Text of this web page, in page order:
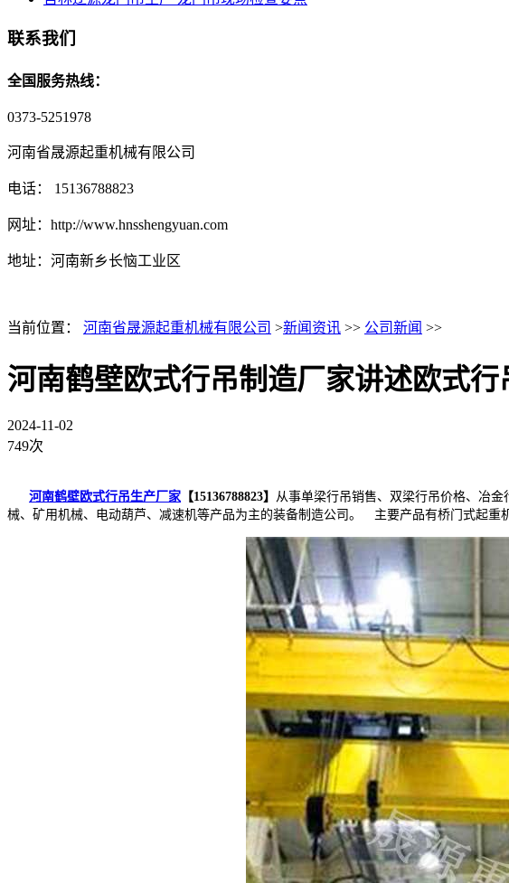
联系我们
全国服务热线：
0373-5251978
河南省晟源起重机械有限公司
电话： 15136788823
网址：http://www.hnsshengyuan.com
地址： 河南新乡长恼工业区
当前位置： 河南省晟源起重机械有限公司 >新闻资讯 >> 公司新闻 >>
河南鹤壁欧式行吊制造厂家讲述欧式
2024-11-02
749次
河南鹤壁欧式行吊生产厂家 【15136788823】
从事单梁行吊销售、双梁行吊价格、冶
械、矿用机械、电动葫芦、减速机等产品为主的装备制造公司。 主要产品有桥门式起重